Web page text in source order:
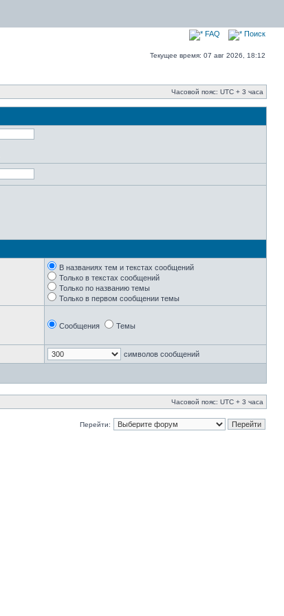
FAQ Поиск
Текущее время: 07 авг 2026, 18:12
Часовой пояс: UTC + 3 часа
В названиях тем и текстах сообщений
Только в текстах сообщений
Только по названию темы
Только в первом сообщении темы
Сообщения Темы
символов сообщений
Часовой пояс: UTC + 3 часа
Перейти: